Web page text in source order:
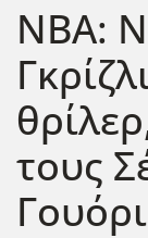
NBA:
τους